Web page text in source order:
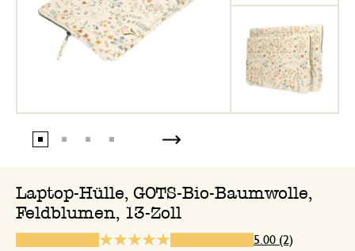
Laptop-Hülle, GOTS-Bio-Baumwolle,
Feldblumen, 13-Zoll
5.00 (2)
Nur Bewertung, ohne Kommentar
Nur Bewertung, ohne Kommentar